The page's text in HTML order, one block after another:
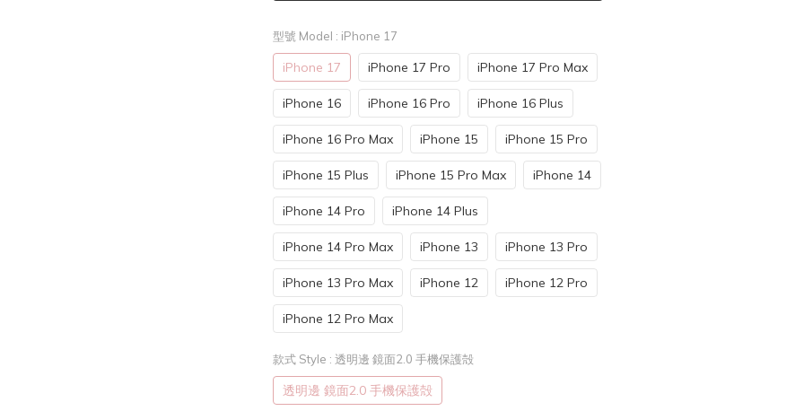
型號 Model : iPhone 17
iPhone 17 iPhone 17 Pro iPhone 17 Pro Max
iPhone 16 iPhone 16 Pro iPhone 16 Plus
iPhone 16 Pro Max iPhone 15 iPhone 15 Pro
iPhone 15 Plus iPhone 15 Pro Max iPhone 14
iPhone 14 Pro iPhone 14 Plus
iPhone 14 Pro Max iPhone 13 iPhone 13 Pro
iPhone 13 Pro Max iPhone 12 iPhone 12 Pro
iPhone 12 Pro Max
款式 Style : 透明邊 鏡面2.0 手機保護殻
透明邊 鏡面2.0 手機保護殻